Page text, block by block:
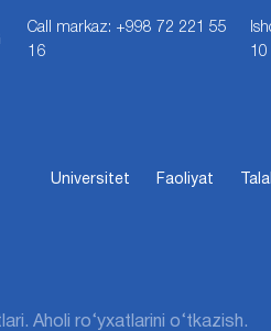
Call markaz: +998 72 221 55
16
10
Universitet Faoliyat
Aholi ro‘yxatlarini o‘tkazish.